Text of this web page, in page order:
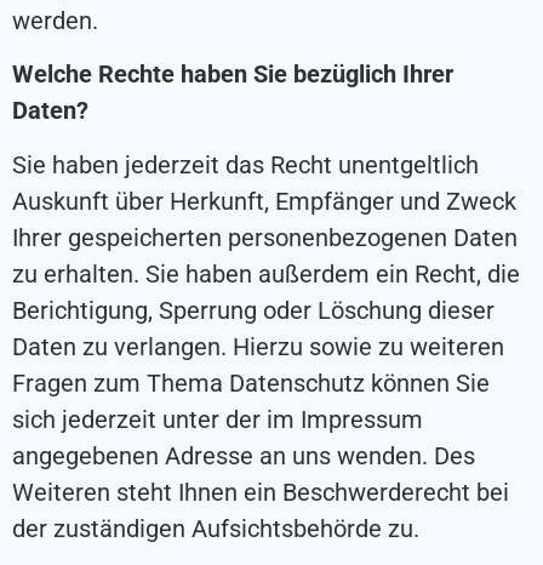
werden.
Welche Rechte haben Sie bezüglich Ihrer
Daten?
Sie haben jederzeit das Recht unentgeltlich
Auskunft über Herkunft, Empfänger und Zweck
Ihrer gespeicherten personenbezogenen Daten
zu erhalten. Sie haben außerdem ein Recht, die
Berichtigung, Sperrung oder Löschung dieser
Daten zu verlangen. Hierzu sowie zu weiteren
Fragen zum Thema Datenschutz können Sie
sich jederzeit unter der im Impressum
angegebenen Adresse an uns wenden. Des
Weiteren steht Ihnen ein Beschwerderecht bei
der zuständigen Aufsichtsbehörde zu.